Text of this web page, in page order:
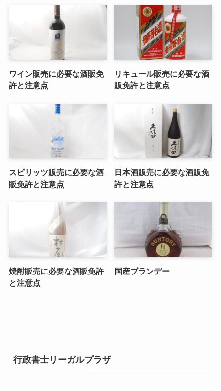
ワイン販売に必要な酒販免
許と注意点
リキュール販売に必要な酒
販免許と注意点
スピリッツ販売に必要な酒
販免許と注意点
日本酒販売に必要な酒販免
許と注意点
焼酎販売に必要な酒販免許
と注意点
国産ブランデー
行政書士リーガルプラザ